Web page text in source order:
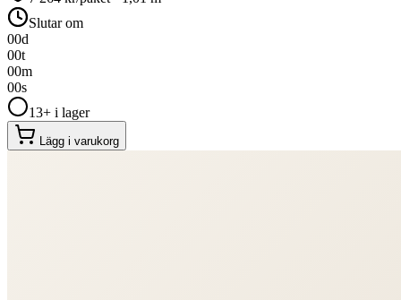
Slutar om
00d
00t
00m
00s
13+ i lager
Lägg i varukorg